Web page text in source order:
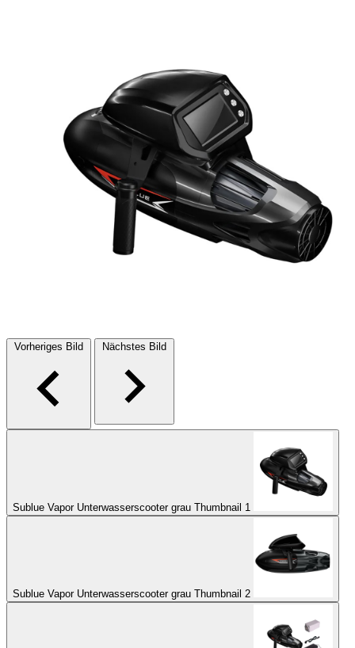
Vorheriges Bild Nächstes Bild
Sublue Vapor Unterwasserscooter grau Thumbnail 1
Sublue Vapor Unterwasserscooter grau Thumbnail 2